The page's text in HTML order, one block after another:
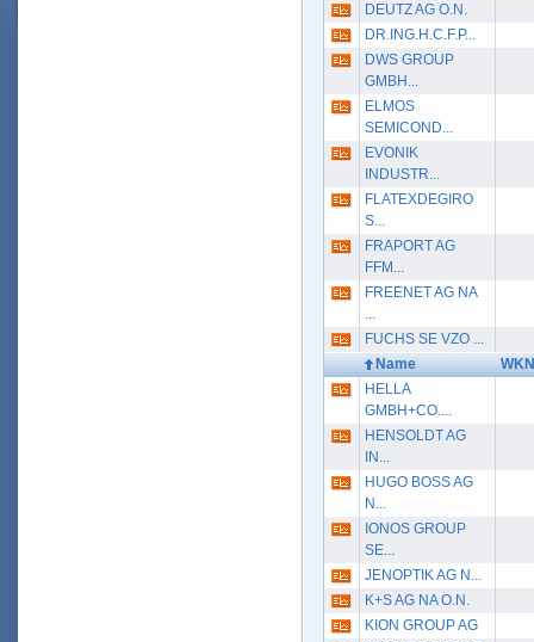
DEUTZ AG O.N.
DR.ING.H.C.F.P...
DWS GROUP
GMBH...
ELMOS
SEMICOND...
EVONIK
INDUSTR...
FLATEXDEGIRO
S...
FRAPORT AG
FFM...
FREENET AG NA
...
FUCHS SE VZO ...
Name
WKN
HELLA
GMBH+CO....
HENSOLDT AG
IN...
HUGO BOSS AG
N...
IONOS GROUP
SE...
JENOPTIK AG N...
K+S AG NA O.N.
KION GROUP AG